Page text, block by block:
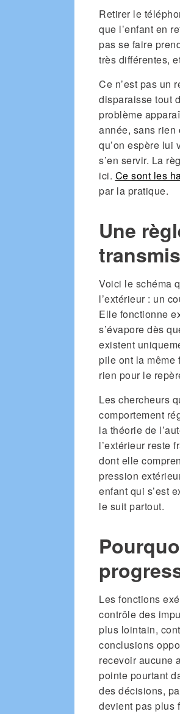
Retirer le
que l’enfant en
pas se faire
très différentes,
Ce n’est pas un
disparaisse tout
problème
année, sans rien
qu’on espère lui
s’en servir. La
ici. Ce sont les
par la pratique.
Une
Voici le schéma
l’extérieur : un
Elle fonctionne
s’évapore dès
existent
pile ont la même
rien pour le
Les chercheurs
comportement
la théorie de
l’extérieur reste
dont elle
pression
enfant qui s’est
le suit partout.
Les fonctions
contrôle des
plus lointain,
conclusions
recevoir aucune
pointe pourtant
des décisions,
devient pas plus